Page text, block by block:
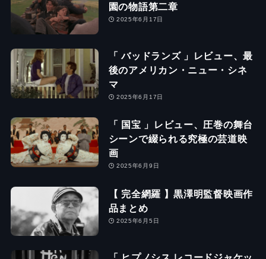
園の物語第二章
2025年6月17日
「 バッドランズ 」レビュー、最
後のアメリカン・ニュー・シネ
マ
2025年6月17日
「 国宝 」レビュー、圧巻の舞台
シーンで綴られる究極の芸道映
画
2025年6月9日
【 完全網羅 】黒澤明監督映画作
品まとめ
2025年6月5日